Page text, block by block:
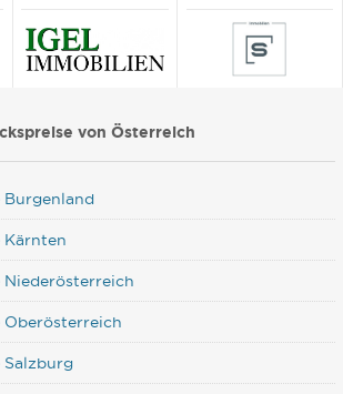
von Österreich
Burgenland
Kärnten
Oberösterreich
Salzburg